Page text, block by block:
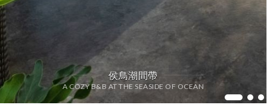
侯鳥潮間帶
A COZY B&B AT THE SEASIDE OF OCEAN